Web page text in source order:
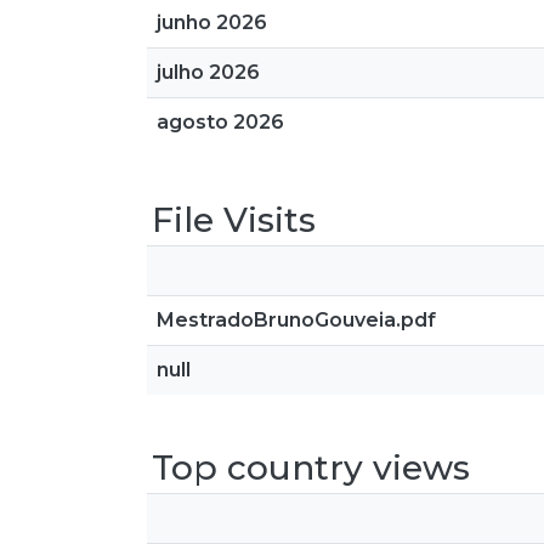
junho 2026
julho 2026
agosto 2026
File Visits
MestradoBrunoGouveia.pdf
null
Top country views